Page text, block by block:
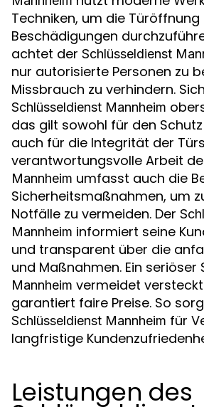
Techniken, um die
Beschädigungen
achtet der Schlüsseldienst
nur autorisierte Personen zu
Missbrauch zu verhindern.
Schlüsseldienst Mannheim
das gilt sowohl für den
auch für die Integrität der
verantwortungsvolle Arbeit
Mannheim umfasst auch die
Sicherheitsmaßnahmen, um
Notfälle zu vermeiden. Der
Mannheim informiert seine
und transparent über die
und Maßnahmen. Ein seriöser
Mannheim vermeidet
garantiert faire Preise. So
Schlüsseldienst Mannheim für
langfristige
Leistungen des